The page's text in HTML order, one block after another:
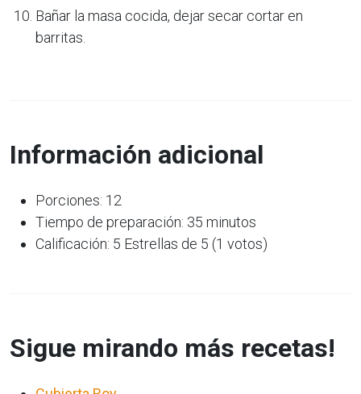
Bañar la masa cocida, dejar secar cortar en
barritas.
Información adicional
Porciones: 12
Tiempo de preparación: 35 minutos
Calificación: 5 Estrellas de 5 (1 votos)
Sigue mirando más recetas!